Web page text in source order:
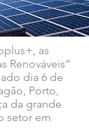
as
Renováveis”
dia 6 de
Porto,
da grande
setor em